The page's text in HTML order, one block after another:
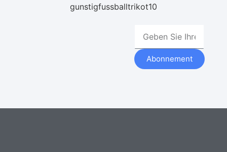
gunstigfussballtrikot10
Abonnement